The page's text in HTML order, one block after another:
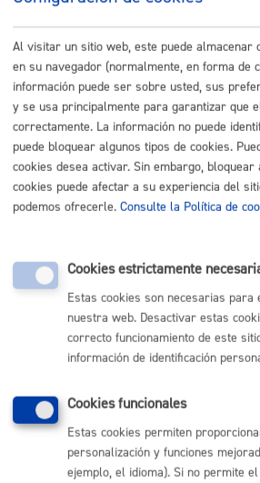
Reglamento
Acción Social
Bienestar Social
Cultura Y Deportes
Hacienda Local
Juventud, Educación,
Humanos
Mantenimiento Y Servicios
Medio Ambiente
Organización Municipal
Urbanismo
Planeamiento
Reglamento
Órganos De
Vivienda
Al visitar un sitio web, este puede almacenar
en su navegador (normalmente, en forma de
información puede ser sobre usted, sus
y se usa principalmente para garantizar que
correctamente. La información no puede
puede bloquear algunos tipos de cookies.
cookies desea activar. Sin embargo, bloquear
cookies puede afectar a su experiencia del
podemos ofrecerle. Consulte la Política de
Cookies estrictamente
Estas cookies son necesarias para
nuestra web. Desactivar estas
correcto funcionamiento de este
información de identificación
Cookies funcionales
Estas cookies permiten
personalización y funciones
ejemplo, el idioma). Si no permite